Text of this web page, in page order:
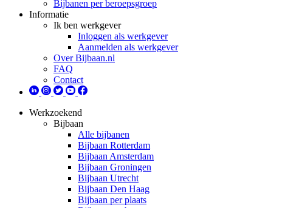
Bijbanen per beroepsgroep
Informatie
Ik ben werkgever
Inloggen als werkgever
Aanmelden als werkgever
Over Bijbaan.nl
FAQ
Contact
Werkzoekend
Bijbaan
Alle bijbanen
Bijbaan Rotterdam
Bijbaan Amsterdam
Bijbaan Groningen
Bijbaan Utrecht
Bijbaan Den Haag
Bijbaan per plaats